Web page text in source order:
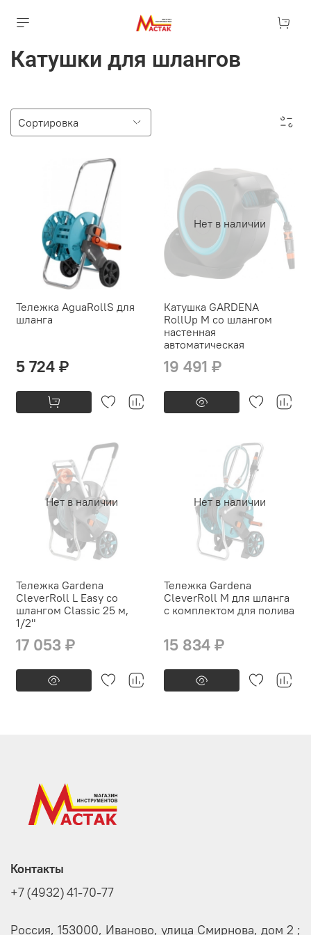
Катушки для шлангов
Тележка AguaRollS для
шланга
5 724 ₽
Нет в наличии
Катушка GARDENA
RollUp M со шлангом
настенная
автоматическая
19 491 ₽
Нет в наличии
Тележка Gardena
CleverRoll L Easy со
шлангом Classic 25 м,
1/2"
17 053 ₽
Нет в наличии
Тележка Gardena
CleverRoll M для шланга
с комплектом для полива
15 834 ₽
Контакты
+7 (4932) 41-70-77
Россия, 153000, Иваново, улица Смирнова, дом 2 ;